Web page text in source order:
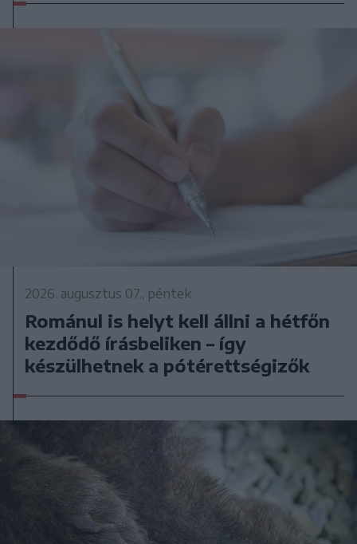
2026. augusztus 07., péntek
Románul is helyt kell állni a hétfőn
kezdődő írásbeliken – így
készülhetnek a pótérettségizők